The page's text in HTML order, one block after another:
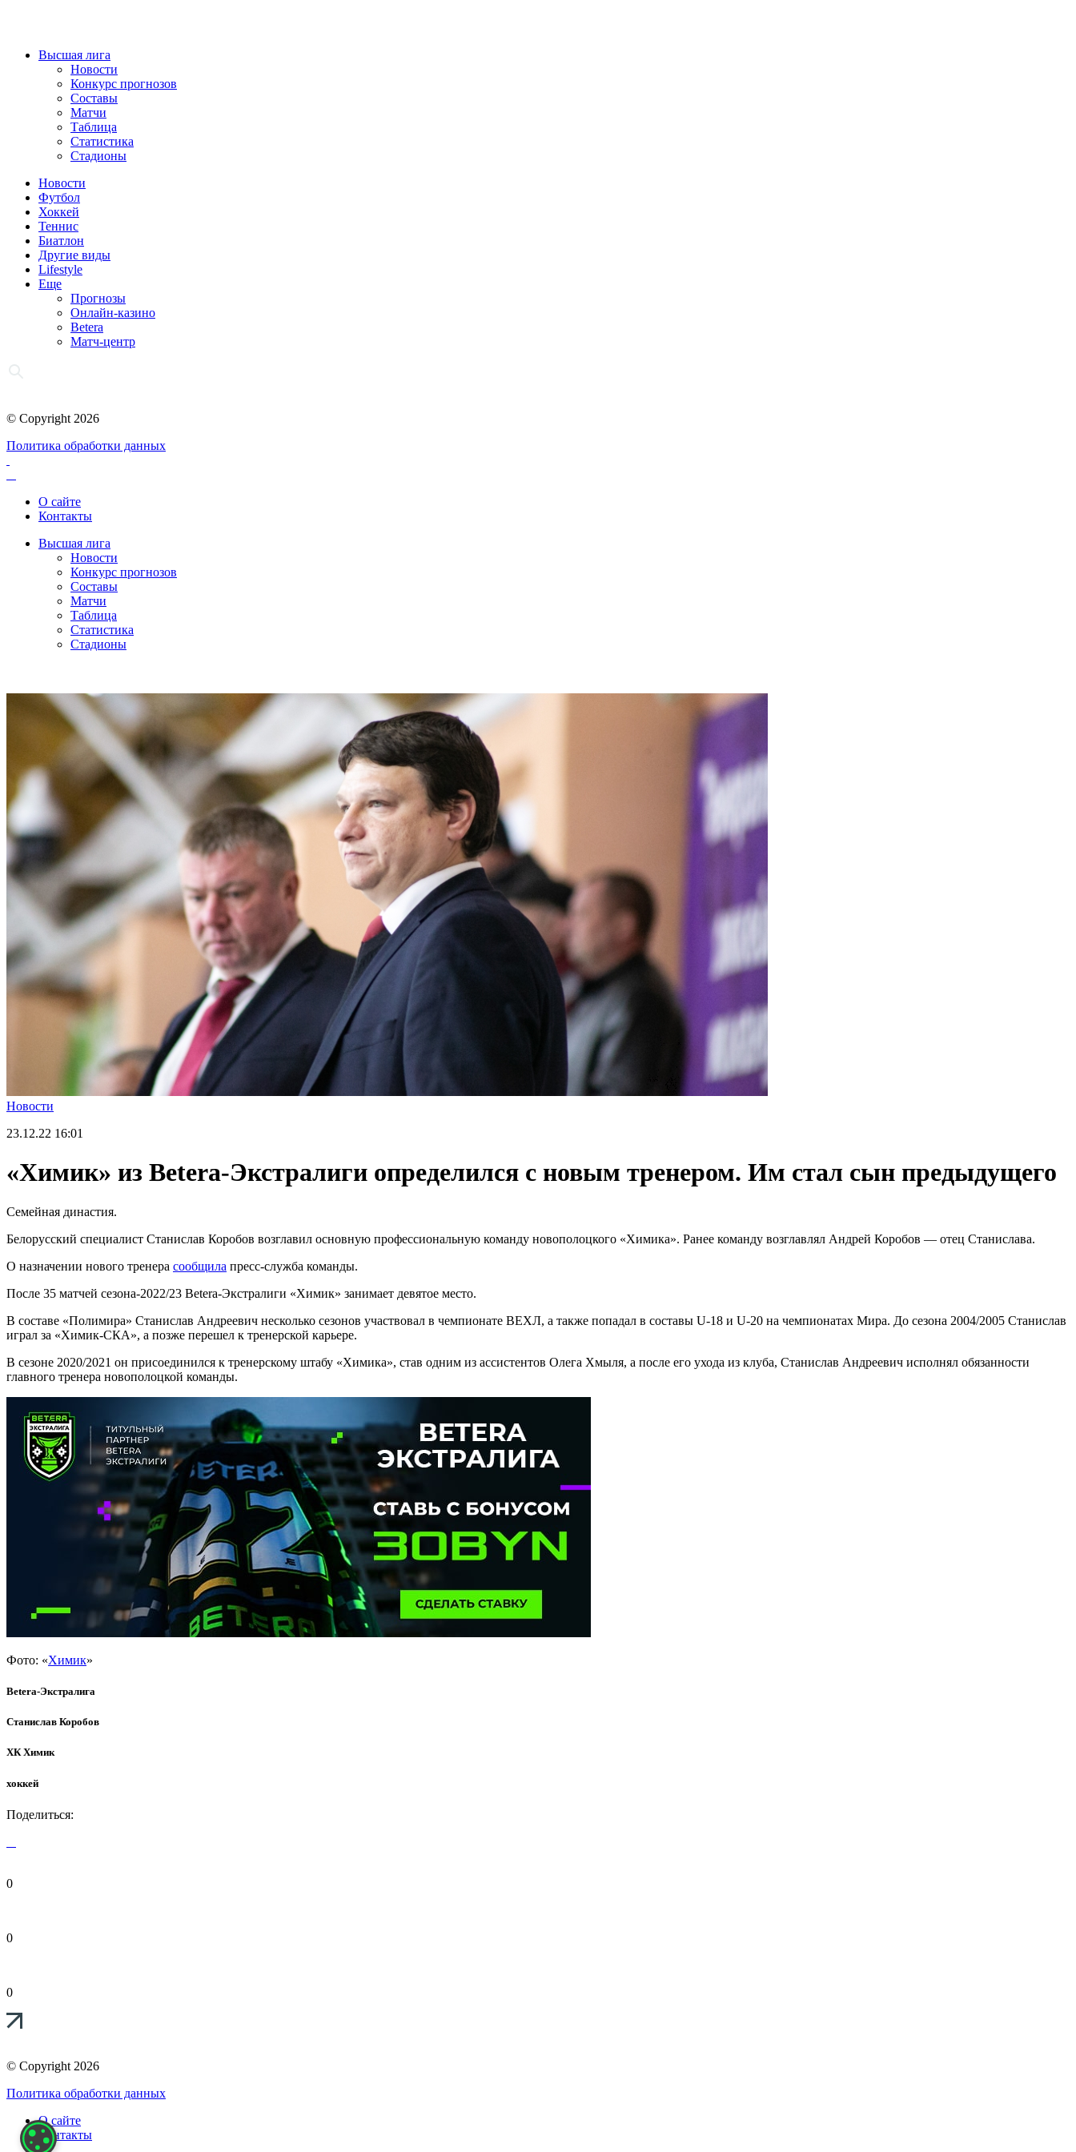
Высшая лига
Новости
Конкурс прогнозов
Составы
Матчи
Таблица
Статистика
Стадионы
Новости
Футбол
Хоккей
Теннис
Биатлон
Другие виды
Lifestyle
Еще
Прогнозы
Онлайн-казино
Betera
Матч-центр
© Copyright 2026
Политика обработки данных
О сайте
Контакты
Высшая лига
Новости
Конкурс прогнозов
Составы
Матчи
Таблица
Статистика
Стадионы
Новости
23.12.22 16:01
«Химик» из Betera-Экстралиги определился с новым тренером. Им стал сын предыдущего
Семейная династия.
Белорусский специалист Станислав Коробов возглавил основную профессиональную команду новополоцкого «Химика». Ранее команду возглавлял Андрей Коробов — отец Станислава.
О назначении нового тренера сообщила пресс-служба команды.
После 35 матчей сезона-2022/23 Betera-Экстралиги «Химик» занимает девятое место.
В составе «Полимира» Станислав Андреевич несколько сезонов участвовал в чемпионате ВЕХЛ, а также попадал в составы U-18 и U-20 на чемпионатах Мира. До сезона 2004/2005 Станислав
играл за «Химик-СКА», а позже перешел к тренерской карьере.
В сезоне 2020/2021 он присоединился к тренерскому штабу «Химика», став одним из ассистентов Олега Хмыля, а после его ухода из клуба, Станислав Андреевич исполнял обязанности
главного тренера новополоцкой команды.
Фото: «Химик»
Betera-Экстралига
Станислав Коробов
ХК Химик
хоккей
Поделиться:
0
0
0
© Copyright 2026
Политика обработки данных
О сайте
Контакты
НАСТРОЙКИ